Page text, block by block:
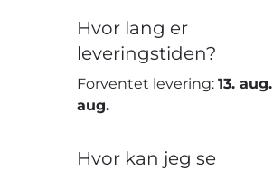
Hvor lang er
leveringstiden?
Forventet levering:13. aug.
aug.
Hvor kan jeg se